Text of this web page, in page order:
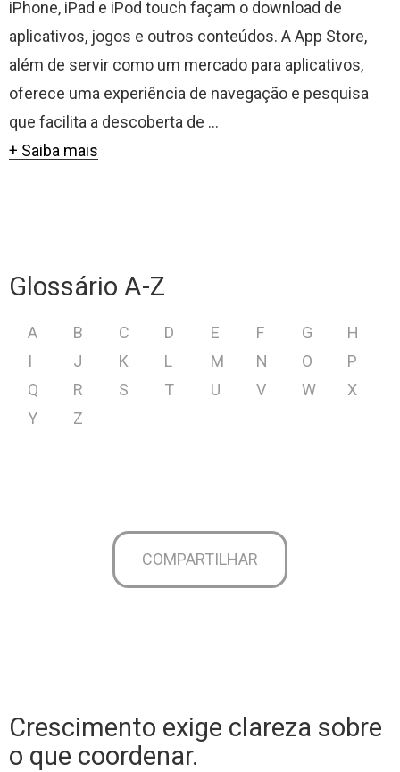
iPhone, iPad e iPod touch façam o download de
aplicativos, jogos e outros conteúdos. A App Store,
além de servir como um mercado para aplicativos,
oferece uma experiência de navegação e pesquisa
que facilita a descoberta de ...
+ Saiba mais
Glossário A-Z
A B C D E F G
H
I
J K L M N O
P
Q
R S T U V W
X
Y
Z
COMPARTILHAR
Crescimento exige clareza sobre
o que coordenar.